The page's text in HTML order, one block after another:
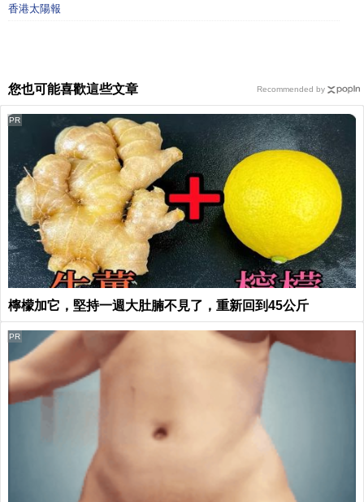
香港太陽報
您也可能喜歡這些文章
檸檬加它，堅持一週大肚腩不見了，重新回到45公斤
PR
PR
Recommended by